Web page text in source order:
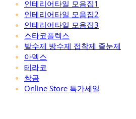
인테리어타일 모음집1
인테리어타일 모음집2
인테리어타일 모음집3
스타코플렉스
발수제 방수제 접착제 줄눈제
아덱스
테라코
쌍곰
Online Store 특가세일